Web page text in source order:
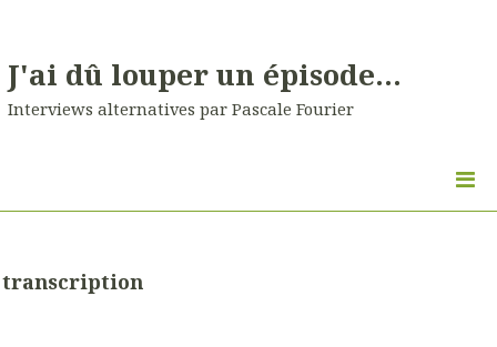
J'ai dû louper un épisode...
Interviews alternatives par Pascale Fourier
transcription